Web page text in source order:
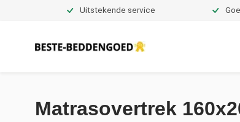
Uitstekende service
Matrasovertrek